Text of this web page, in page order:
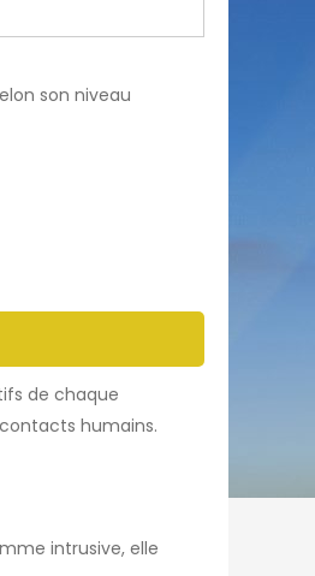
son niveau
de chaque
humains.
intrusive, elle